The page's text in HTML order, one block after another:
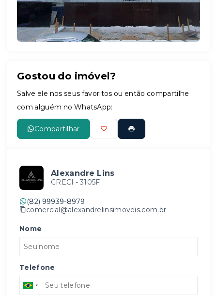
Gostou do imóvel?
Salve ele nos seus favoritos ou então compartilhe
com alguém no WhatsApp:
Compartilhar
Alexandre Lins
CRECI - 3105F
(82) 99939-8979
comercial@alexandrelinsimoveis.com.br
Nome
Telefone